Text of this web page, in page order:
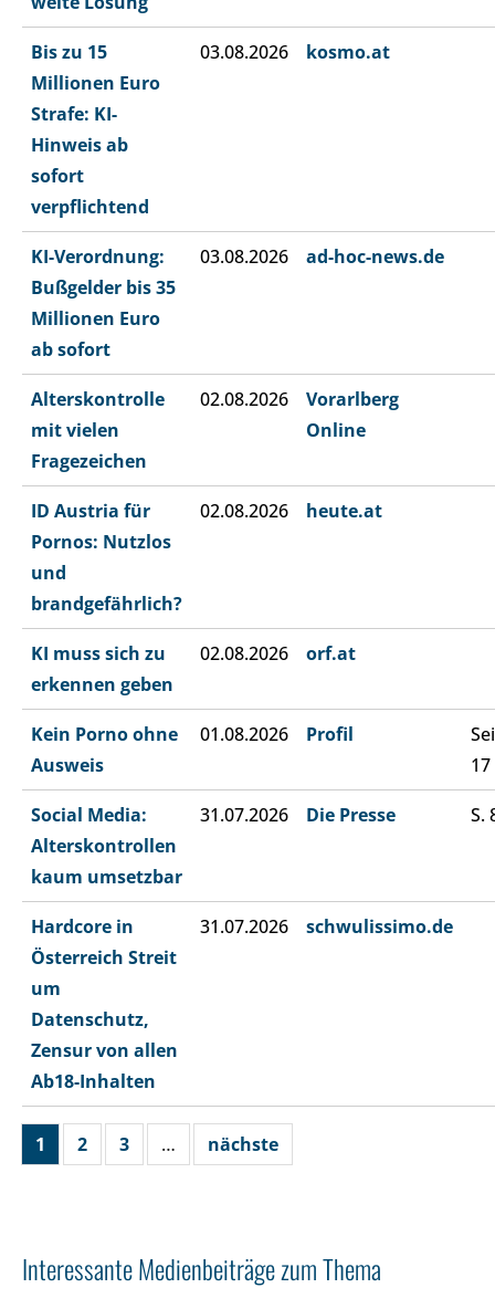
Bis zu 15
Millionen Euro
Strafe: KI-
Hinweis ab
sofort
verpflichtend
03.08.2026 kosmo.at
KI-Verordnung:
Bußgelder bis 35
Millionen Euro
ab sofort
03.08.2026 ad-hoc-news.de
Alterskontrolle
mit vielen
Fragezeichen
02.08.2026
Vorarlberg
Online
ID Austria für
Pornos: Nutzlos
und
brandgefährlich?
02.08.2026 heute.at
KI muss sich zu
erkennen geben
02.08.2026 orf.at
Kein Porno ohne
Ausweis
01.08.2026 Profil
17
Social Media:
Alterskontrollen
kaum umsetzbar
31.07.2026 Die Presse S.
Hardcore in
Österreich Streit
um
Datenschutz,
Zensur von allen
Ab18-Inhalten
31.07.2026 schwulissimo.de
1 2 3 … nächste
Interessante Medienbeiträge zum Thema